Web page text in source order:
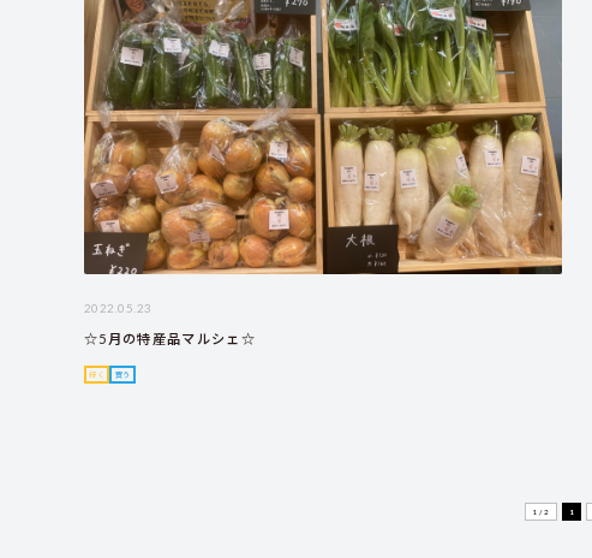
2022.05.23
☆5月の特産品マルシェ☆
行く 買う
1 / 2 1